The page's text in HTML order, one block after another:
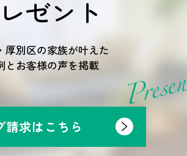
ゼント
厚別区の家族が叶えた
とお客様の声を掲載
請求はこちら